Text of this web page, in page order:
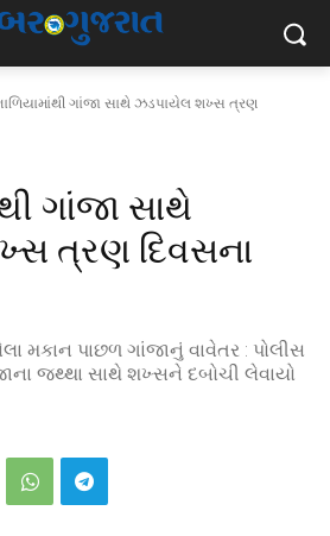
ગાંજા સાથે ઝડપાયેલ શખ્સ ત્રણ
ગાંજા સાથે
ત્રણ દિવસના
મકાન પાછળ ગાંજાનું વાવેતર : પોલીસ
જથ્થા સાથે શખ્સને દબોચી લેવાયો